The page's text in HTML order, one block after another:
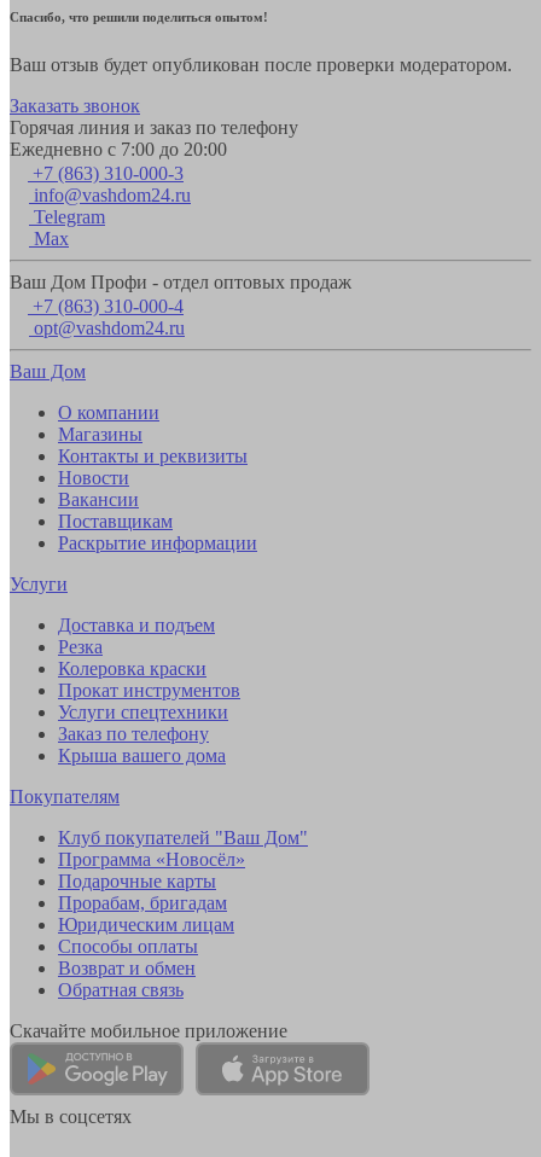
Спасибо, что решили поделиться опытом!
Ваш отзыв будет опубликован после проверки модератором.
Заказать звонок
Горячая линия и заказ по телефону
Ежедневно с 7:00 до 20:00
+7 (863) 310-000-3
info@vashdom24.ru
Telegram
Max
Ваш Дом Профи - отдел оптовых продаж
+7 (863) 310-000-4
opt@vashdom24.ru
Ваш Дом
О компании
Магазины
Контакты и реквизиты
Новости
Вакансии
Поставщикам
Раскрытие информации
Услуги
Доставка и подъем
Резка
Колеровка краски
Прокат инструментов
Услуги спецтехники
Заказ по телефону
Крыша вашего дома
Покупателям
Клуб покупателей "Ваш Дом"
Программа «Новосёл»
Подарочные карты
Прорабам, бригадам
Юридическим лицам
Способы оплаты
Возврат и обмен
Обратная связь
Скачайте мобильное приложение
Мы в соцсетях